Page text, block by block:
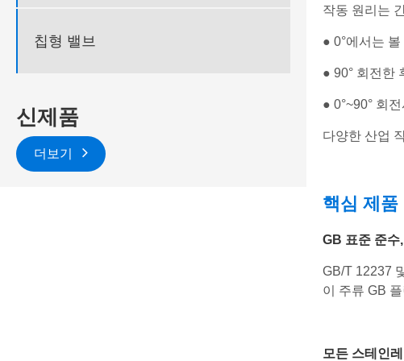
칩형 밸브
신제품
더보기
작동 원리는
● 0°에서는
● 90° 회전한
● 0°~90° 회
다양한 산업
핵심 제품
GB 표준 준수
GB/T 12237
이 주류 GB
모든 스테인